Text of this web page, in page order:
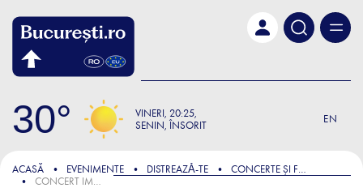
30 VINERI 20:25
SENIN, ÎNSORIT
EN
ACASĂ EVENIMENTE DISTREAZǍ-TE
CONCERTE ȘI FESTIVALURI
CONCERT IMPERIAL CHRISTMAS GALA VI – SCHOENBRUNN PALACE ORCHESTRA VIENNA